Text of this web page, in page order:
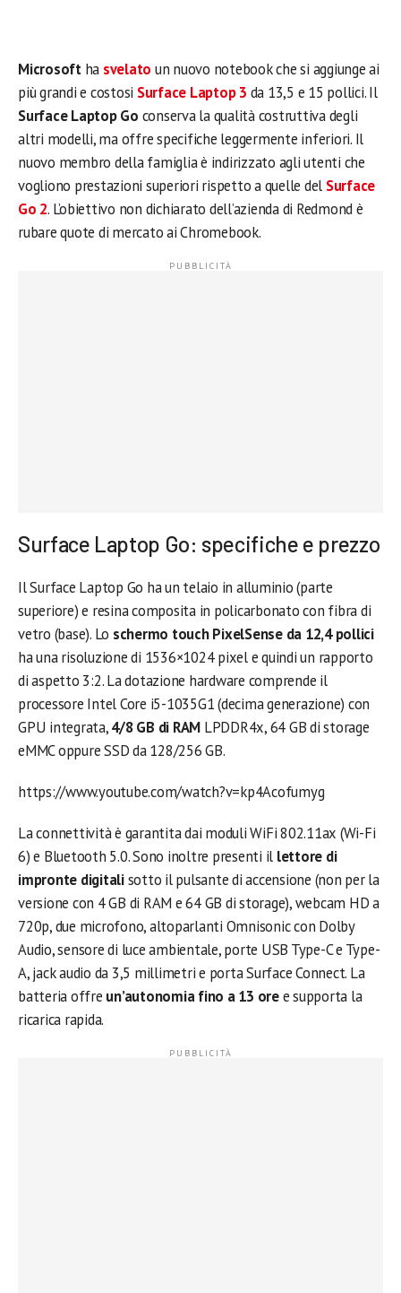
Microsoftha svelato un nuovo notebook che si aggiunge ai
più grandi e costosi Surface Laptop 3 da 13,5 e 15 pollici. Il
Surface Laptop Go conserva la qualità costruttiva degli
altri modelli, ma offre specifiche leggermente inferiori. Il
nuovo membro della famiglia è indirizzato agli utenti che
vogliono prestazioni superiori rispetto a quelle del Surface
Go 2. L’obiettivo non dichiarato dell’azienda di Redmond è
rubare quote di mercato ai Chromebook.
Surface Laptop Go: specifiche e prezzo
Il Surface Laptop Go ha un telaio in alluminio (parte
superiore) e resina composita in policarbonato con fibra di
vetro (base). Lo schermo touch PixelSense da 12,4 pollici
ha una risoluzione di 1536×1024 pixel e quindi un rapporto
di aspetto 3:2. La dotazione hardware comprende il
processore Intel Core i5-1035G1 (decima generazione) con
GPU integrata,4/8 GB di RAM LPDDR4x, 64 GB di storage
eMMC oppure SSD da 128/256 GB.
https://www.youtube.com/watch?v=kp4Acofumyg
La connettività è garantita dai moduli WiFi 802.11ax (Wi-Fi
6) e Bluetooth 5.0. Sono inoltre presenti il lettore di
impronte digitalisotto il pulsante di accensione (non per la
versione con 4 GB di RAM e 64 GB di storage), webcam HD a
720p, due microfono, altoparlanti Omnisonic con Dolby
Audio, sensore di luce ambientale, porte USB Type-C e Type-
A, jack audio da 3,5 millimetri e porta Surface Connect. La
batteria offre un’autonomia fino a 13 oree supporta la
ricarica rapida.